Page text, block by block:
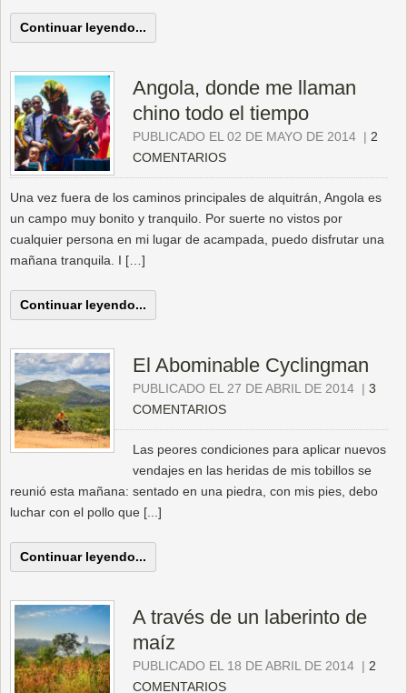
Continuar leyendo...
Angola, donde me llaman
chino todo el tiempo
PUBLICADO EL 02 DE MAYO DE 2014 | 2
COMENTARIOS
Una vez fuera de los caminos principales de alquitrán, Angola es
un campo muy bonito y tranquilo. Por suerte no vistos por
cualquier persona en mi lugar de acampada, puedo disfrutar una
mañana tranquila. I […]
Continuar leyendo...
El Abominable Cyclingman
PUBLICADO EL 27 DE ABRIL DE 2014 | 3
COMENTARIOS
Las peores condiciones para aplicar nuevos
vendajes en las heridas de mis tobillos se
reunió esta mañana: sentado en una piedra, con mis pies, debo
luchar con el pollo que [...]
Continuar leyendo...
A través de un laberinto de
maíz
PUBLICADO EL 18 DE ABRIL DE 2014 | 2
COMENTARIOS